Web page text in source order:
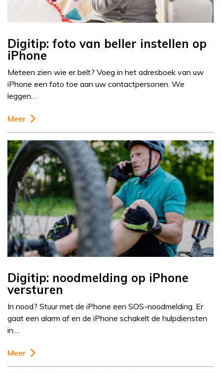
Digitip: foto van beller instellen op
iPhone
Meteen zien wie er belt? Voeg in het adresboek van uw
iPhone een foto toe aan uw contactpersonen. We
leggen…
Meer
Digitip: noodmelding op iPhone
versturen
In nood? Stuur met de iPhone een SOS-noodmelding. Er
gaat een alarm af en de iPhone schakelt de hulpdiensten
in….
Meer